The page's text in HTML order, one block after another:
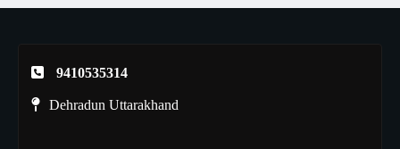
9410535314
Dehradun Uttarakhand